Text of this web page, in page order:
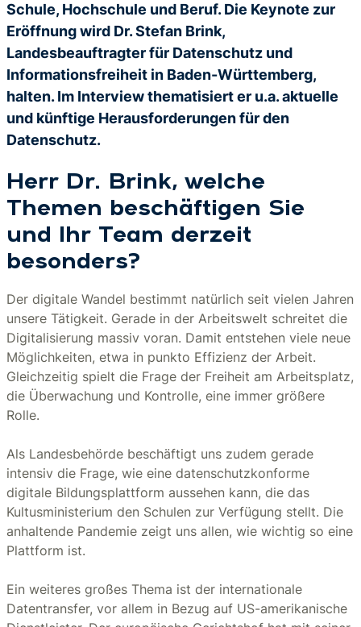
Schule, Hochschule und Beruf. Die Keynote zur
Eröffnung wird Dr. Stefan Brink,
Landesbeauftragter für Datenschutz und
Informationsfreiheit in Baden-Württemberg,
halten. Im Interview thematisiert er u.a. aktuelle
und künftige Herausforderungen für den
Datenschutz.
Herr Dr. Brink, welche
Themen beschäftigen Sie
und Ihr Team derzeit
besonders?
Der digitale Wandel bestimmt natürlich seit vielen Jahren
unsere Tätigkeit. Gerade in der Arbeitswelt schreitet die
Digitalisierung massiv voran. Damit entstehen viele neue
Möglichkeiten, etwa in punkto Effizienz der Arbeit.
Gleichzeitig spielt die Frage der Freiheit am Arbeitsplatz,
die Überwachung und Kontrolle, eine immer größere
Rolle.
Als Landesbehörde beschäftigt uns zudem gerade
intensiv die Frage, wie eine datenschutzkonforme
digitale Bildungsplattform aussehen kann, die das
Kultusministerium den Schulen zur Verfügung stellt. Die
anhaltende Pandemie zeigt uns allen, wie wichtig so eine
Plattform ist.
Ein weiteres großes Thema ist der internationale
Datentransfer, vor allem in Bezug auf US-amerikanische